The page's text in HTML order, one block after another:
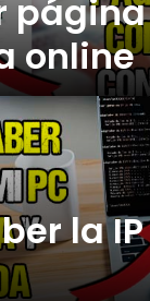
online
la